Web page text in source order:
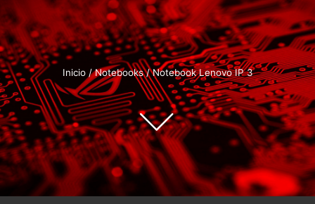
Inicio/Notebooks/ Notebook Lenovo IP 3